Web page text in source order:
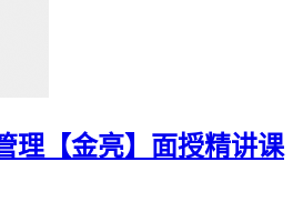
理【金亮】面授精讲课